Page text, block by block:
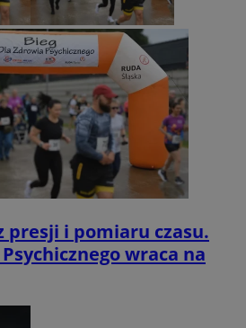
i pomiaru czasu.
wraca na